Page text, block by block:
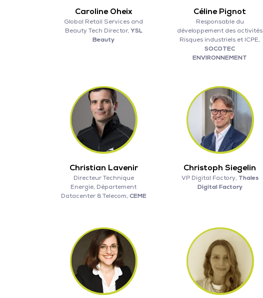
Caroline Oheix
Global Retail Services and
Beauty Tech Director, YSL
Beauty
Céline Pignot
Responsable du
développement des activités
Risques industriels et ICPE,
SOCOTEC
ENVIRONNEMENT
Christian Lavenir
Directeur Technique
Energie, Département
Datacenter & Telecom, CEME
Christoph Siegelin
VP Digital Factory, Thales
Digital Factory